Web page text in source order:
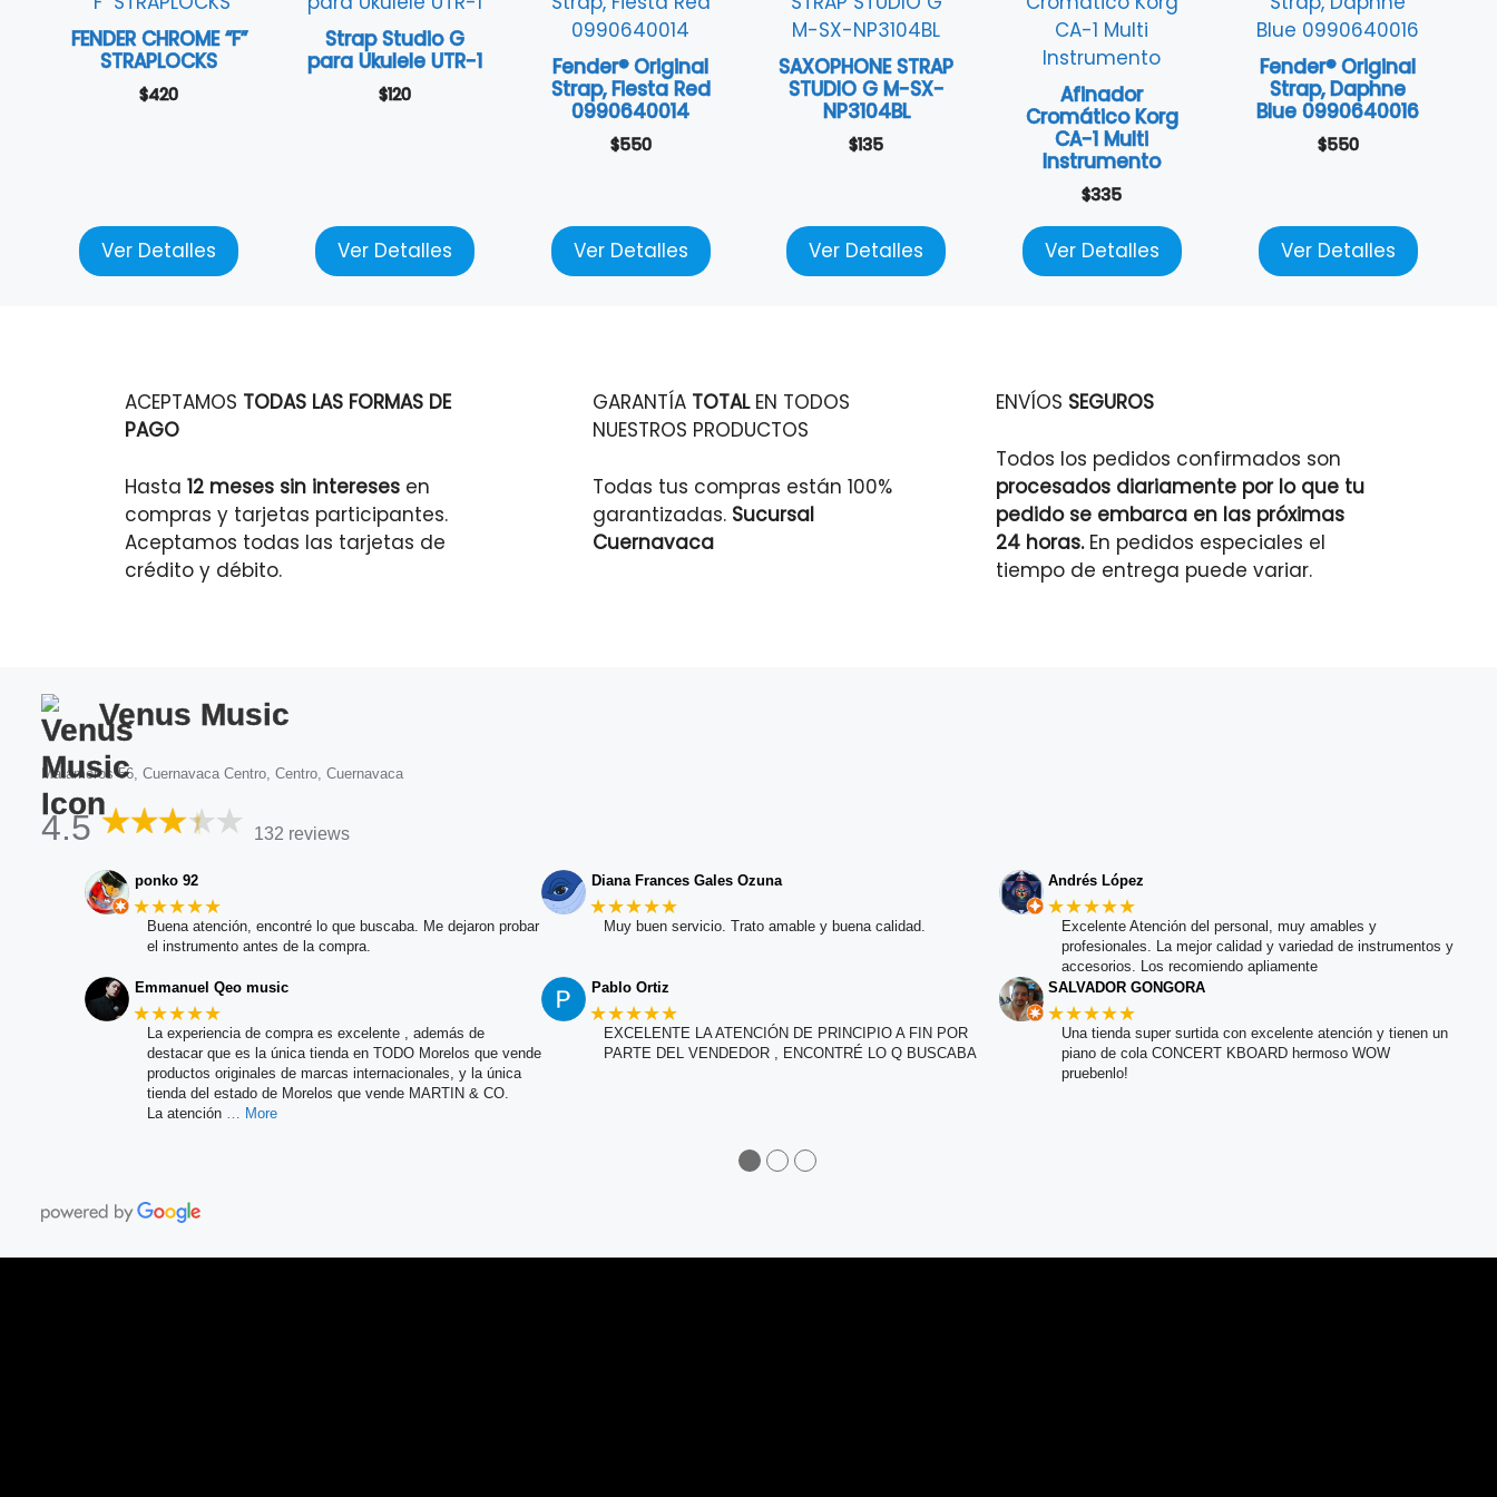
FENDER CHROME “F”
STRAPLOCKS
$420
Ver Detalles
Strap Studio G
para Ukulele UTR-1
$120
Ver Detalles
Fender® Original
Strap, Fiesta Red
0990640014
$550
Ver Detalles
SAXOPHONE STRAP
STUDIO G M-SX-
NP3104BL
$135
Ver Detalles
Afinador
Cromático Korg
CA-1 Multi
Instrumento
$335
Ver Detalles
Fender® Original
Strap, Daphne
Blue 0990640016
$550
Ver Detalles
ACEPTAMOS TODAS LAS FORMAS DE
PAGO
Hasta 12 meses sin intereses en
compras y tarjetas participantes.
Aceptamos todas las tarjetas de
crédito y débito.
GARANTÍA TOTALEN TODOS
NUESTROS PRODUCTOS
Todas tus compras están 100%
garantizadas. Sucursal
Cuernavaca
ENVÍOS SEGUROS
Todos los pedidos confirmados son
procesados diariamente por lo que tu
pedido se embarca en las próximas
24 horas.En pedidos especiales el
tiempo de entrega puede variar.
Venus Music
Matamoros 56, Cuernavaca Centro, Centro, Cuernavaca
4.5 132 reviews
ponko 92
★★★★★
Buena atención, encontré lo que buscaba. Me dejaron probar
el instrumento antes de la compra.
Diana Frances Gales Ozuna
★★★★★
Muy buen servicio. Trato amable y buena calidad.
Andrés López
★★★★★
Excelente Atención del personal, muy amables y
profesionales. La mejor calidad y variedad de instrumentos y
accesorios. Los recomiendo apliamente
Emmanuel Qeo music
★★★★★
La experiencia de compra es excelente , además de
destacar que es la única tienda en TODO Morelos que vende
productos originales de marcas internacionales, y la única
tienda del estado de Morelos que vende MARTIN & CO.
La atención … More
Pablo Ortiz
★★★★★
EXCELENTE LA ATENCIÓN DE PRINCIPIO A FIN POR
PARTE DEL VENDEDOR , ENCONTRÉ LO Q BUSCABA
SALVADOR GONGORA
★★★★★
Una tienda super surtida con excelente atención y tienen un
piano de cola CONCERT KBOARD hermoso WOW
pruebenlo!
●●●